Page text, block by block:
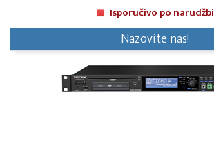
Isporučivo po narudžbi
Nazovite nas!